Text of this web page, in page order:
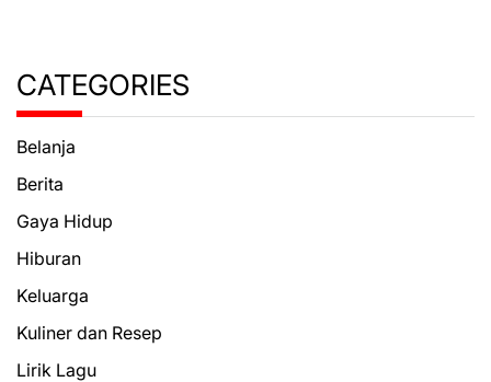
CATEGORIES
Belanja
Berita
Gaya Hidup
Hiburan
Keluarga
Kuliner dan Resep
Lirik Lagu